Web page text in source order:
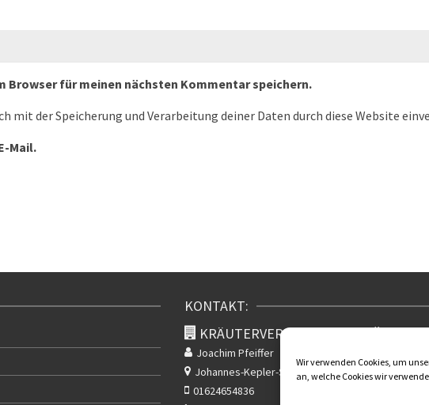
Wir verwenden Cookies, um
an, welche Cookies wir
Browser für meinen nächsten Kommentar speichern.
mit der Speicherung und Verarbeitung deiner Daten durch diese Website
Mail.
KONTAKT:
KRÄUTERVERSAND KLAUS KÜGLER
Joachim Pfeiffer
Johannes-Kepler-Str. 2Rudolstadt Deutschland
01624654836